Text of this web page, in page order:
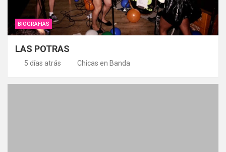
BIOGRAFIAS
LAS POTRAS
5 días atrás Chicas en Banda